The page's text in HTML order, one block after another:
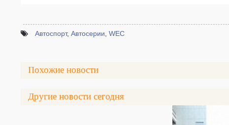
Автоспорт, Автосерии WEC
Похожие новости
Другие новости сегодня